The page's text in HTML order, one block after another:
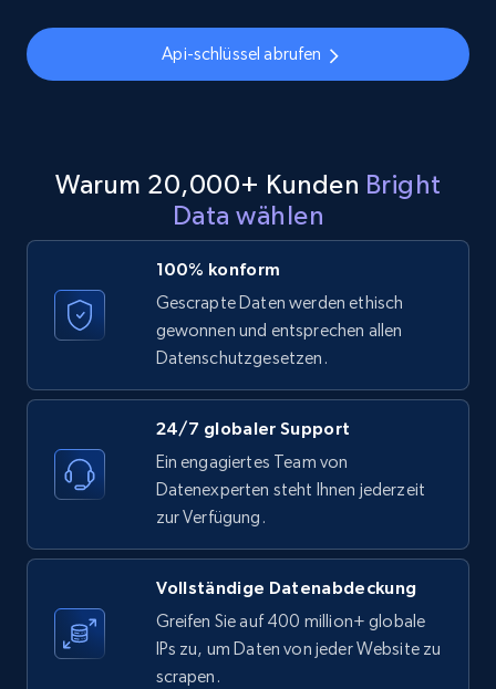
Api-schlüssel abrufen
Warum 20,000+ Kunden Bright
Data wählen
100% konform
Gescrapte Daten werden ethisch
gewonnen und entsprechen allen
Datenschutzgesetzen.
24/7 globaler Support
Ein engagiertes Team von
Datenexperten steht Ihnen jederzeit
zur Verfügung.
Vollständige Datenabdeckung
Greifen Sie auf 400 million+ globale
IPs zu, um Daten von jeder Website zu
scrapen.